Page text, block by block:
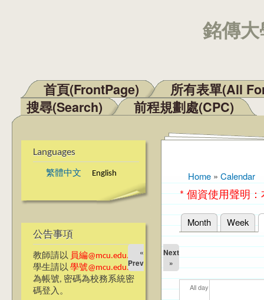
銘傳
Main menu
首頁(FrontPage)
所有表單(All
搜尋(Search)
前程規劃處(CPC)
Languages
繁體中文 English
公告事項
教師請以 員編@mcu.edu.tw
學生請以 學號@mcu.edu.tw
為帳號, 密碼為校務系統密
碼登入。
You are here
Home » Calendar
* 個資使用聲明
Primary tabs
Month Week
«
Prev
Next
»
All day